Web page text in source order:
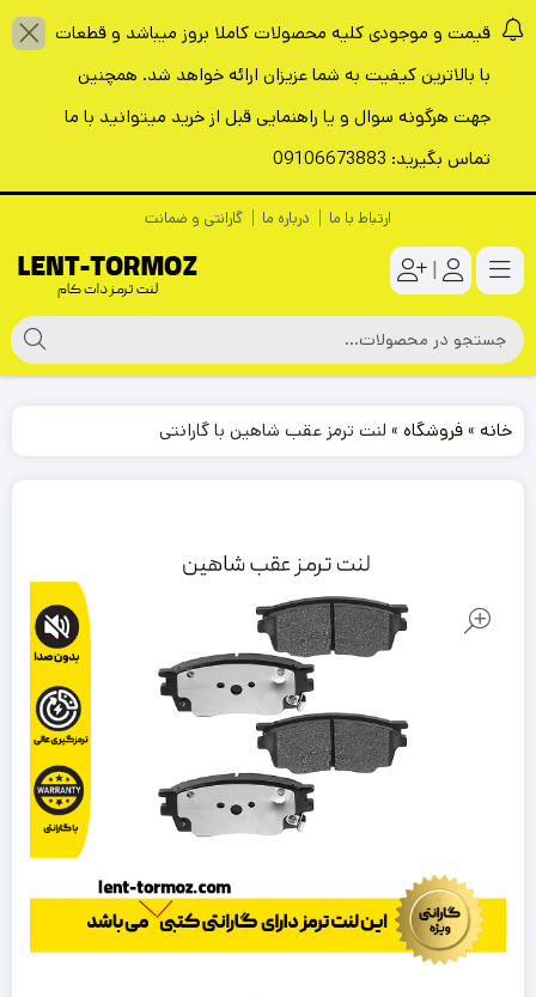
قیمت و موجودی کلیه محصولات کاملا بروز میباشد و قطعات
با بالاترین کیفیت به شما عزیزان ارائه خواهد شد. همچنین
جهت هرگونه سوال و یا راهنمایی قبل از خرید میتوانید با ما
تماس بگیرید: 09106673883
ارتباط با ما درباره ما گارانتی و ضمانت
|
خانه »فروشگاه » لنت ترمز عقب شاهین با گارانتی